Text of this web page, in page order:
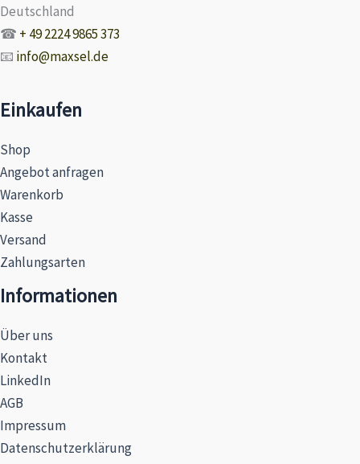
Deutschland
☎ + 49 2224 9865 373
📧 info@maxsel.de
Einkaufen
Shop
Angebot anfragen
Warenkorb
Kasse
Versand
Zahlungsarten
Informationen
Über uns
Kontakt
LinkedIn
AGB
Impressum
Datenschutzerklärung